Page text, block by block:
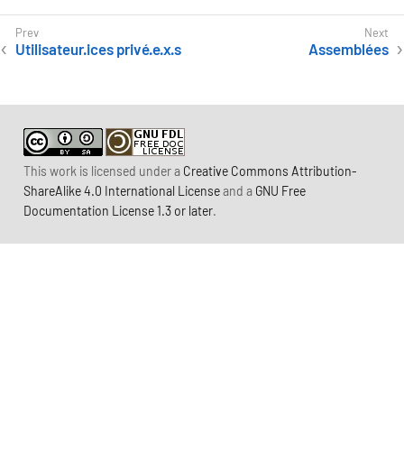
Utilisateur·ices privé·e·x·s Assemblées
This work is licensed under a Creative Commons Attribution-
ShareAlike 4.0 International Licenseand a GNU Free
Documentation License 1.3 or later.